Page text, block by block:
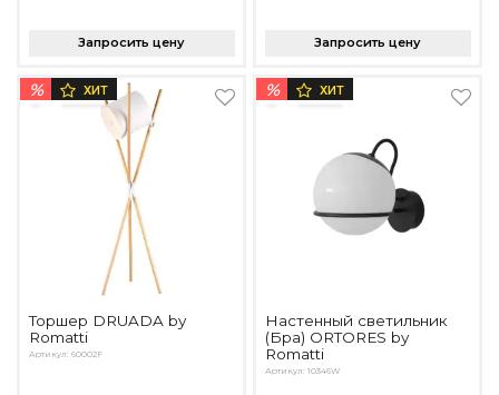
Бренды
Реализованные проекты
Запросить цену Запросить цену
% ХИТ
Торшер DRUADA by
Romatti
Артикул: 60002F
% ХИТ
Настенный светильник
(Бра) ORTORES by
Romatti
Артикул: 10346W